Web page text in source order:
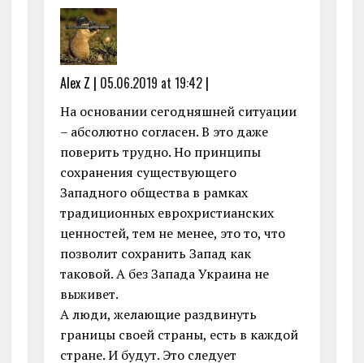
Alex Z | 05.06.2019 at 19:42|
На основании сегодняшней ситуации
– абсолютно согласен. В это даже
поверить трудно. Но принципы
сохранения существующего
Западного общества в рамках
традиционных еврохристианских
ценностей, тем не менее, это то, что
позволит сохранить Запад как
таковой. А без Запада Украина не
выживет.
А люди, желающие раздвинуть
границы своей страны, есть в каждой
стране. И будут. Это следует